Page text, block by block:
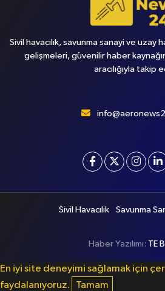
Sivil havacılık, savunma sanayi ve uzay
gelişmeleri, güvenilir haber
aracılığıyla takip
Sivil Havacılık Savunma
Haber Yazılımı: TE
En iyi site deneyimi sağlamak için
faydalanıyoruz.
Tamam